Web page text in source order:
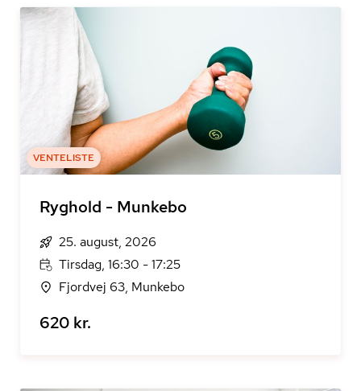
VENTELISTE
Ryghold - Munkebo
25. august, 2026
Tirsdag, 16:30 - 17:25
Fjordvej 63, Munkebo
620 kr.